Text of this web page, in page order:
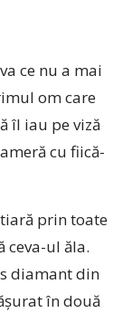
ce nu a mai
om care
îl iau pe viză
cu fiică-
prin toate
ceva-ul ăla.
diamant din
în două